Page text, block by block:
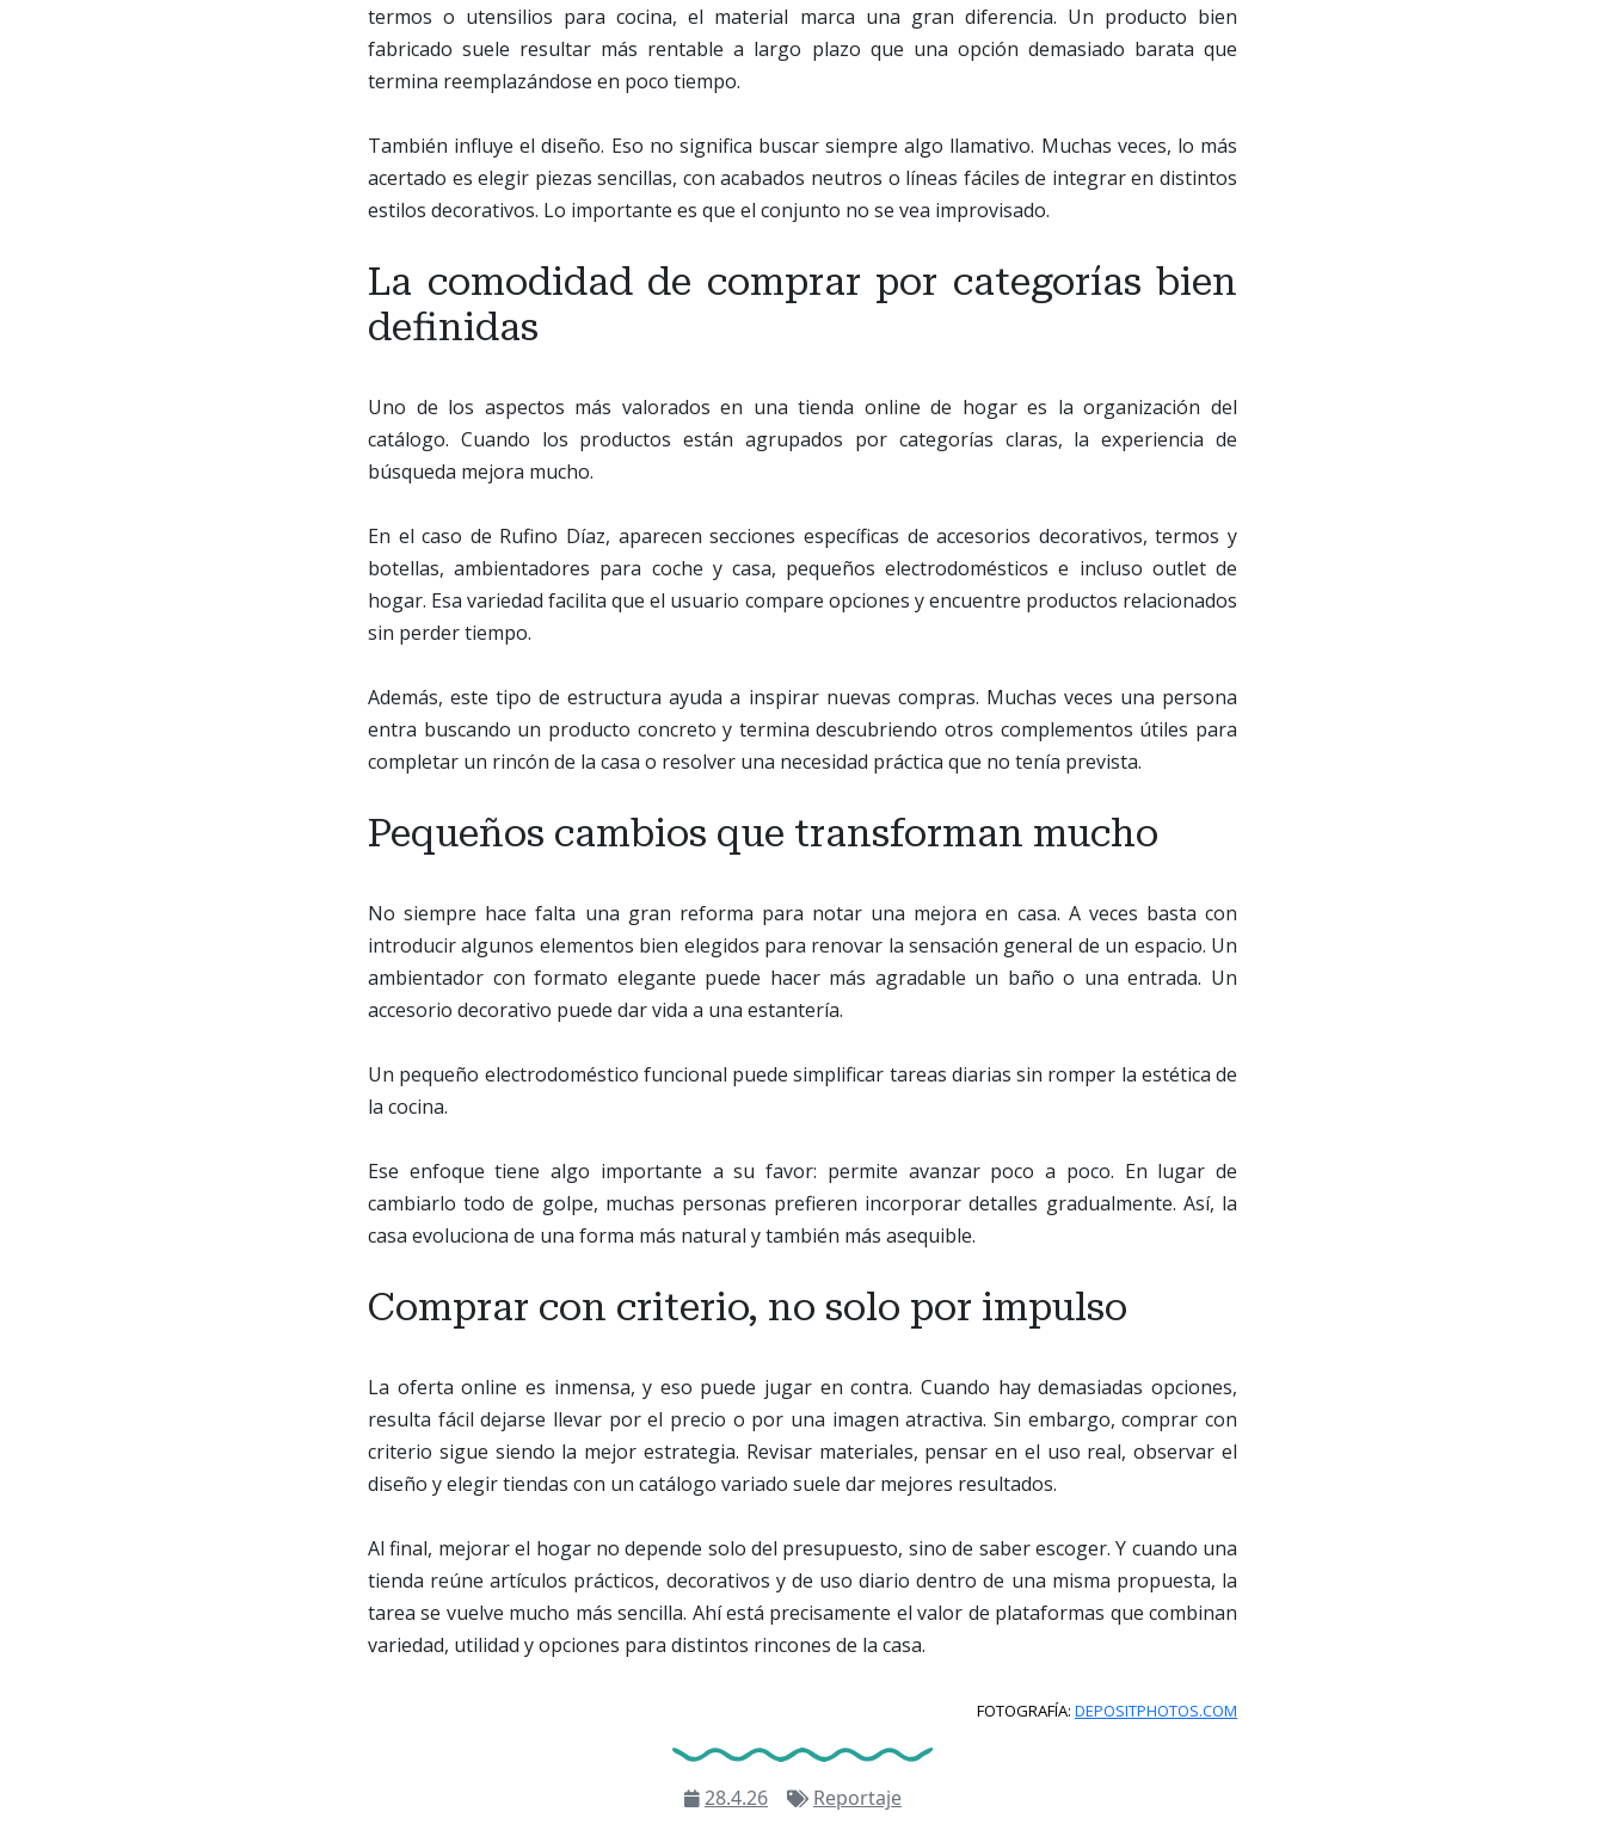
termos o utensilios para cocina, el material marca una gran diferencia. Un producto bien
fabricado suele resultar más rentable a largo plazo que una opción demasiado barata que
termina reemplazándose en poco tiempo.
También influye el diseño. Eso no significa buscar siempre algo llamativo. Muchas veces, lo más
acertado es elegir piezas sencillas, con acabados neutros o líneas fáciles de integrar en distintos
estilos decorativos. Lo importante es que el conjunto no se vea improvisado.
La comodidad de comprar por categorías bien
definidas
Uno de los aspectos más valorados en una tienda online de hogar es la organización del
catálogo. Cuando los productos están agrupados por categorías claras, la experiencia de
búsqueda mejora mucho.
En el caso de Rufino Díaz, aparecen secciones específicas de accesorios decorativos, termos y
botellas, ambientadores para coche y casa, pequeños electrodomésticos e incluso outlet de
hogar. Esa variedad facilita que el usuario compare opciones y encuentre productos relacionados
sin perder tiempo.
Además, este tipo de estructura ayuda a inspirar nuevas compras. Muchas veces una persona
entra buscando un producto concreto y termina descubriendo otros complementos útiles para
completar un rincón de la casa o resolver una necesidad práctica que no tenía prevista.
Pequeños cambios que transforman mucho
No siempre hace falta una gran reforma para notar una mejora en casa. A veces basta con
introducir algunos elementos bien elegidos para renovar la sensación general de un espacio. Un
ambientador con formato elegante puede hacer más agradable un baño o una entrada. Un
accesorio decorativo puede dar vida a una estantería.
Un pequeño electrodoméstico funcional puede simplificar tareas diarias sin romper la estética de
la cocina.
Ese enfoque tiene algo importante a su favor: permite avanzar poco a poco. En lugar de
cambiarlo todo de golpe, muchas personas prefieren incorporar detalles gradualmente. Así, la
casa evoluciona de una forma más natural y también más asequible.
Comprar con criterio, no solo por impulso
La oferta online es inmensa, y eso puede jugar en contra. Cuando hay demasiadas opciones,
resulta fácil dejarse llevar por el precio o por una imagen atractiva. Sin embargo, comprar con
criterio sigue siendo la mejor estrategia. Revisar materiales, pensar en el uso real, observar el
diseño y elegir tiendas con un catálogo variado suele dar mejores resultados.
Al final, mejorar el hogar no depende solo del presupuesto, sino de saber escoger. Y cuando una
tienda reúne artículos prácticos, decorativos y de uso diario dentro de una misma propuesta, la
tarea se vuelve mucho más sencilla. Ahí está precisamente el valor de plataformas que combinan
variedad, utilidad y opciones para distintos rincones de la casa.
FOTOGRAFÍA: DEPOSITPHOTOS.COM
28.4.26 Reportaje